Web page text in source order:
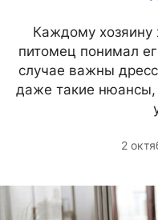
Каждому
питомец понимал
случае важны
даже такие нюансы,
2